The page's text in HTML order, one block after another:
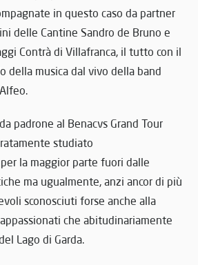
in questo caso da partner
delle Cantine Sandro de Bruno e
Contrà di Villafranca, il tutto con il
della musica dal vivo della band
padrone al Benacvs Grand Tour
studiato
la maggior parte fuori dalle
ma ugualmente, anzi ancor di più
sconosciuti forse anche alla
che abitudinariamente
Lago di Garda.